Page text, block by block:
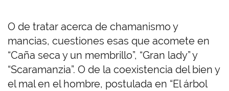
O de tratar acerca de chamanismo y
mancias, cuestiones esas que acomete en
“Caña seca y un membrillo”, “Gran lady” y
“Scaramanzia”. O de la coexistencia del bien y
el mal en el hombre, postulada en “El árbol